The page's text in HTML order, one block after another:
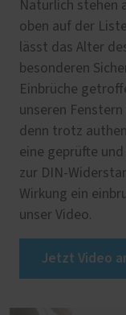
Natürlich stehen
oben auf der
lässt das Alter
besonderen
Einbrüche
unseren
denn trotz
eine geprüfte
zur DIN-
Wirkung ein
unser Video.
Jetzt Video